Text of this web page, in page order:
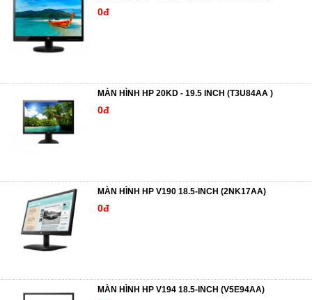
0đ
MÀN HÌNH HP 20KD - 19.5 INCH (T3U84AA )
0đ
MÀN HÌNH HP V190 18.5-INCH (2NK17AA)
0đ
MÀN HÌNH HP V194 18.5-INCH (V5E94AA)